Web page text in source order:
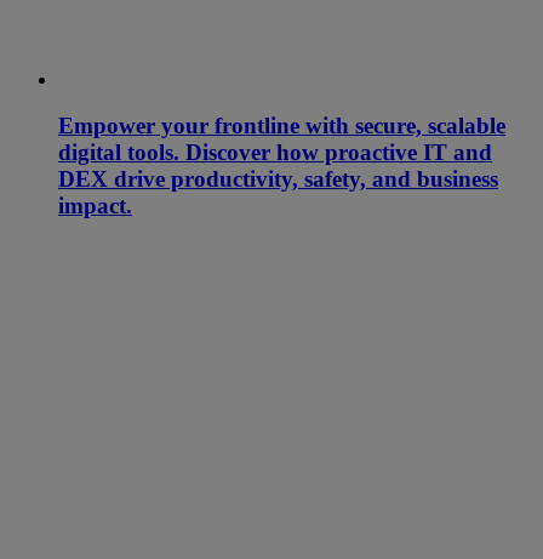
Empower your frontline with secure, scalable
digital tools. Discover how proactive IT and
DEX drive productivity, safety, and business
impact.